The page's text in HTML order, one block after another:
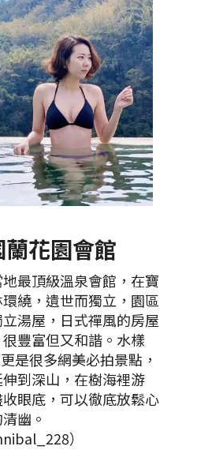
花園會館
最頂級溫泉會館，在寶
繞，遺世而獨立，園區
湯屋，日式禪風的房屋
豐富但又和諧。水樣
是很多網美必拍景點，
到深山，在樹海裡游
眼底，可以徹底放鬆心
幽。
）